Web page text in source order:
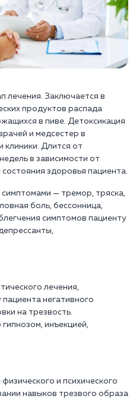
лечения. Заключается в
продуктов распада
в пиве. Детоксикация
и медсестер в
клиники. Длится от
в зависимости от
здоровья пациента.
— тремор, тряска,
боль, бессонница,
симптомов пациенту
лечения,
негативного
на трезвость.
инъекцией,
и психического
навыков трезвого образа